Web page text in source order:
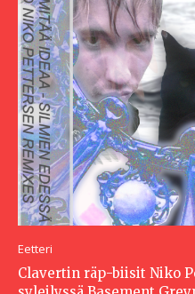
Eetteri
Clavertin räp-biisit Niko